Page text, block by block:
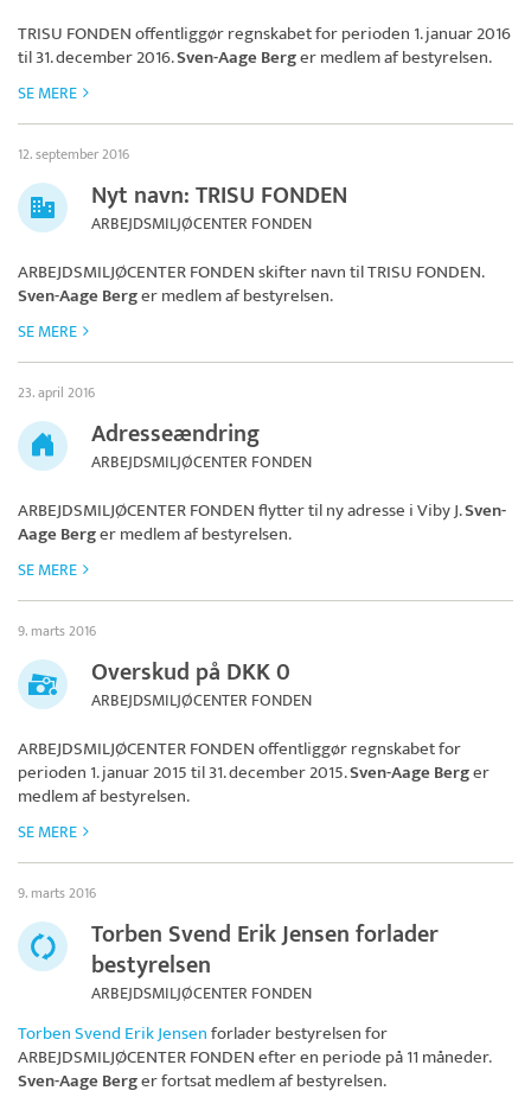
TRISU FONDENoffentliggør regnskabet for perioden 1. januar 2016
til 31. december 2016.Sven-Aage Berger medlem af bestyrelsen.
SE MERE
12. september 2016
Nyt navn: TRISU FONDEN
ARBEJDSMILJØCENTER FONDEN
ARBEJDSMILJØCENTER FONDEN skifter navn tilTRISU FONDEN.
Sven-Aage Berger medlem af bestyrelsen.
SE MERE
23. april 2016
Adresseændring
ARBEJDSMILJØCENTER FONDEN
ARBEJDSMILJØCENTER FONDENflytter til ny adresse i Viby J.Sven-
Aage Berger medlem af bestyrelsen.
SE MERE
9. marts 2016
Overskud på DKK 0
ARBEJDSMILJØCENTER FONDEN
ARBEJDSMILJØCENTER FONDENoffentliggør regnskabet for
perioden 1. januar 2015 til 31. december 2015.Sven-Aage Berger
medlem af bestyrelsen.
SE MERE
9. marts 2016
Torben Svend Erik Jensen forlader
bestyrelsen
ARBEJDSMILJØCENTER FONDEN
Torben Svend Erik Jensenforlader bestyrelsen for
ARBEJDSMILJØCENTER FONDENefter en periode på 11 måneder.
Sven-Aage Berger fortsat medlem af bestyrelsen.